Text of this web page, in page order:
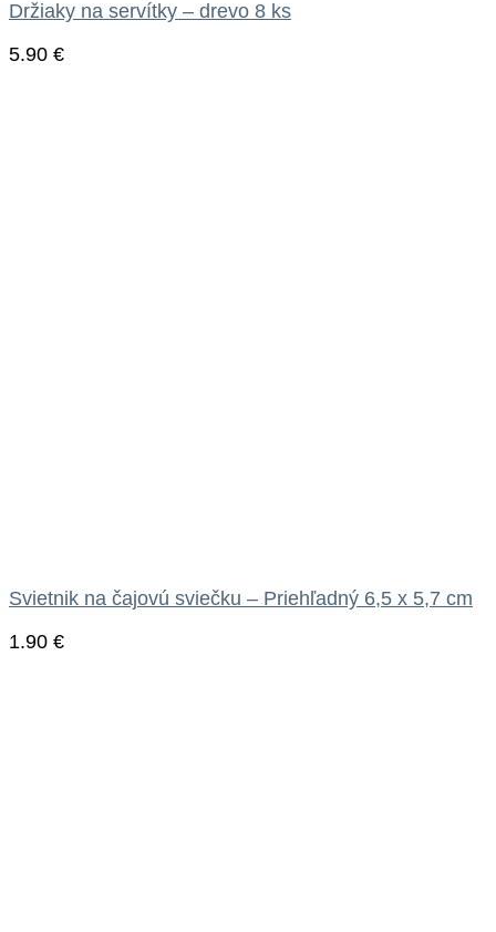
Držiaky na servítky – drevo 8 ks
5.90 €
Svietnik na čajovú sviečku – Priehľadný 6,5 x 5,7 cm
1.90 €